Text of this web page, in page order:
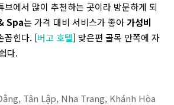
브에서 많이 추천하는 곳이라 방문하게 되
Spa는 가격 대비 서비스가 좋아가성비
꼽힌다. [버고 호텔] 맞은편 골목 안쪽에 자
다.
Tân Lập, Nha Trang, Khánh Hòa